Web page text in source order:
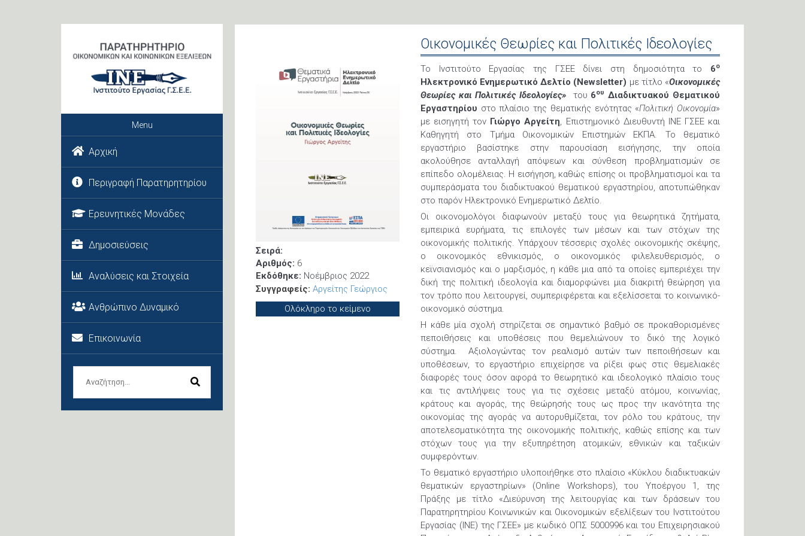
Menu
Αρχική
Περιγραφή Παρατηρητηρίου
Ερευνητικές Μονάδες
Δημοσιεύσεις
Αναλύσεις και Στοιχεία
Ανθρώπινο Δυναμικό
Επικοινωνία
Σειρά:
Αριθμός: 6
Εκδόθηκε: Νοέμβριος 2022
Συγγραφείς: Αργείτης Γεώργιος
Ολόκληρο το κείμενο
Οικονομικές Θεωρίες και Πολιτικές Ιδεολογίες
Το Ινστιτούτο Εργασίας της ΓΣΕΕ δίνει στη δημοσιότητα το 6o
Ηλεκτρονικό Ενημερωτικό Δελτίο (Newsletter) με τίτλο «Οικονομικές
Θεωρίες και Πολιτικές Ιδεολογίες»
του 6ου Διαδικτυακού Θεματικού
Εργαστηρίου στο πλαίσιο της θεματικής ενότητας «Πολιτική Οικονομία»
με εισηγητή τον Γιώργο Αργείτη, Επιστημονικό Διευθυντή ΙΝΕ ΓΣΕΕ και
Καθηγητή στο Τμήμα Οικονομικών Επιστημών ΕΚΠΑ. Το θεματικό
εργαστήριο βασίστηκε στην παρουσίαση εισήγησης, την οποία
ακολούθησε ανταλλαγή απόψεων και σύνθεση προβληματισμών σε
επίπεδο ολομέλειας. Η εισήγηση, καθώς επίσης οι προβληματισμοί και τα
συμπεράσματα του διαδικτυακού θεματικού εργαστηρίου, αποτυπώθηκαν
στο παρόν Ηλεκτρονικό Ενημερωτικό Δελτίο.
Οι οικονομολόγοι διαφωνούν μεταξύ τους για θεωρητικά ζητήματα,
εμπειρικά ευρήματα, τις επιλογές των μέσων και των στόχων της
οικονομικής πολιτικής. Υπάρχουν τέσσερις σχολές οικονομικής σκέψης,
ο οικονομικός εθνικισμός, ο οικονομικός φιλελευθερισμός, ο
κεϊνσιανισμός και ο μαρξισμός, η κάθε μια από τα οποίες εμπεριέχει την
δική της πολιτική ιδεολογία και διαμορφώνει μια διακριτή θεώρηση για
τον τρόπο που λειτουργεί, συμπεριφέρεται και εξελίσσεται το κοινωνικό-
οικονομικό σύστημα.
Η κάθε μία σχολή στηρίζεται σε σημαντικό βαθμό σε προκαθορισμένες
πεποιθήσεις και υποθέσεις που θεμελιώνουν το δικό της λογικό
σύστημα. Αξιολογώντας τον ρεαλισμό αυτών των πεποιθήσεων και
υποθέσεων, το εργαστήριο επιχείρησε να ρίξει φως στις θεμελιακές
διαφορές τους όσον αφορά το θεωρητικό και ιδεολογικό πλαίσιο τους
και τις αντιλήψεις τους για τις σχέσεις μεταξύ ατόμου, κοινωνίας,
κράτους και αγοράς, της θεώρησής τους ως προς την ικανότητα της
οικονομίας της αγοράς να αυτορυθμίζεται, τον ρόλο του κράτους, την
αποτελεσματικότητα της οικονομικής πολιτικής, καθώς επίσης και των
στόχων τους για την εξυπηρέτηση ατομικών, εθνικών και ταξικών
συμφερόντων.
Το θεματικό εργαστήριο υλοποιήθηκε στο πλαίσιο «Κύκλου διαδικτυακών
θεματικών εργαστηρίων» (Online Workshops), του Υποέργου 1, της
Πράξης με τίτλο «Διεύρυνση της λειτουργίας και των δράσεων του
Παρατηρητηρίου Κοινωνικών και Οικονομικών εξελίξεων του Ινστιτούτου
Εργασίας (ΙΝΕ) της ΓΣΕΕ» με κωδικό ΟΠΣ 5000996 και του Επιχειρησιακού